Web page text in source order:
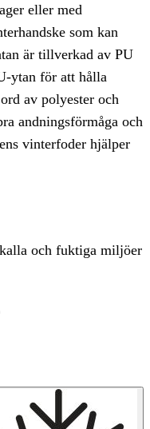
eller med
som kan
är tillverkad av PU
ytan för att hålla
av polyester och
andningsförmåga och
vinterfoder hjälper
och fuktiga miljöer